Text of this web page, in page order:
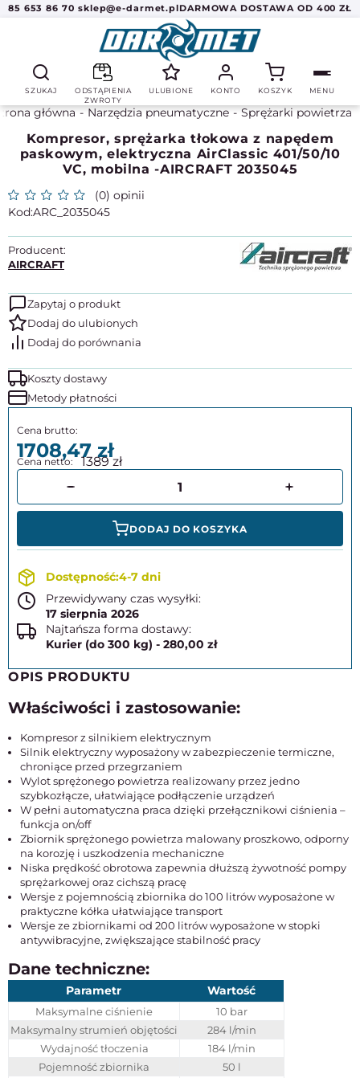
85 653 86 70 sklep@e-darmet.plDARMOWA DOSTAWA OD 400 ZŁ
SZUKAJ
ODSTĄPIENIA
ZWROTY
ULUBIONE KONTO KOSZYK MENU
główna Narzędzia pneumatyczne Sprężarki powietrza
Kompresor, sprężarka tłokowa z napędem
paskowym, elektryczna AirClassic 401/50/10
VC, mobilna -AIRCRAFT 2035045
(0) opinii
ARC_2035045
Producent:
AIRCRAFT
Zapytaj o produkt
Koszty dostawy
Metody płatności
1708,471389
DODAJ DO KOSZYKA
4-7 dni
Przewidywany czas wysyłki:
17 sierpnia 2026
Najtańsza forma dostawy:
Kurier (do 300 kg) - 280,00 zł
OPIS PRODUKTU
Właściwości i zastosowanie:
Kompresor z silnikiem elektrycznym
Silnik elektryczny wyposażony w zabezpieczenie termiczne,
chroniące przed przegrzaniem
Wylot sprężonego powietrza realizowany przez jedno
szybkozłącze, ułatwiające podłączenie urządzeń
W pełni automatyczna praca dzięki przełącznikowi ciśnienia –
funkcja on/off
Zbiornik sprężonego powietrza malowany proszkowo, odporny
na korozję i uszkodzenia mechaniczne
Niska prędkość obrotowa zapewnia dłuższą żywotność pompy
sprężarkowej oraz cichszą pracę
Wersje z pojemnością zbiornika do 100 litrów wyposażone w
praktyczne kółka ułatwiające transport
Wersje ze zbiornikami od 200 litrów wyposażone w stopki
antywibracyjne, zwiększające stabilność pracy
Dane techniczne:
Parametr Wartość
Maksymalne ciśnienie
10 bar
Maksymalny strumień objętości
284 l/min
Wydajność tłoczenia
184 l/min
Pojemność zbiornika
50 l